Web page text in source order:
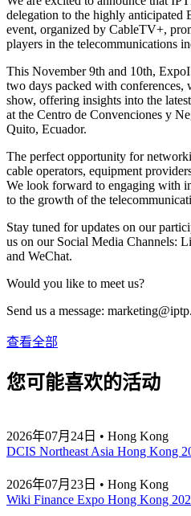
delegation to the highly anticipated
event, organized by CableTV+,
players in the telecommunications
This November 9th and 10th,
two days packed with conferences,
show, offering insights into the
at the Centro de Convenciones y
Quito, Ecuador.
The perfect opportunity for
cable operators, equipment
We look forward to engaging with
to the growth of the
Stay tuned for updates on our
us on our Social Media Channels:
and WeChat.
Would you like to meet us?
Send us a message: marketing
查看全部
您可能喜欢的活动
2026年07月24日 • Hong Kong
DCIS Northeast Asia Hong Kong
2026年07月23日 • Hong Kong
Wiki Finance Expo Hong Kong